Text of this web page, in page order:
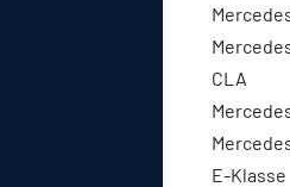
CLA
E-Klasse